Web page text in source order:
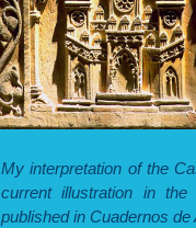
My interpretation of the
current illustration in
published in Cuadernos